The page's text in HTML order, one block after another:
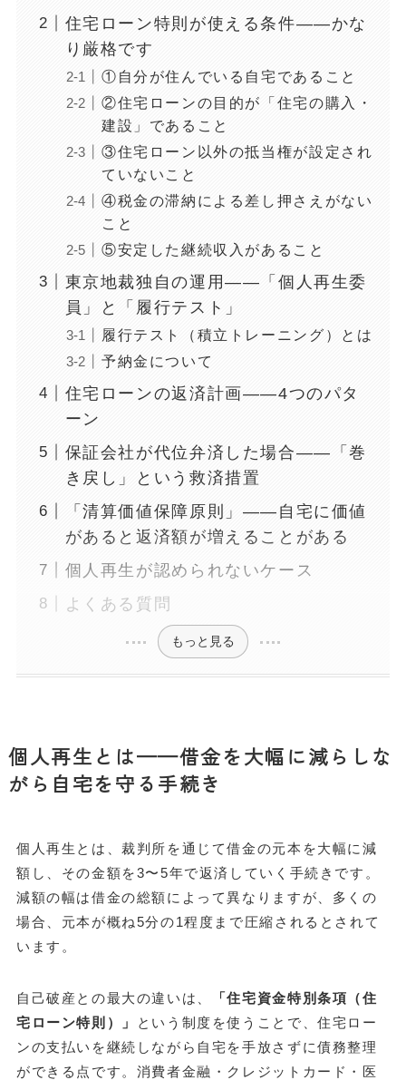
住宅ローン特則が使える条件——かな
り厳格です
①自分が住んでいる自宅であること
②住宅ローンの目的が「住宅の購入・
建設」であること
③住宅ローン以外の抵当権が設定され
ていないこと
④税金の滞納による差し押さえがない
こと
⑤安定した継続収入があること
東京地裁独自の運用——「個人再生委
員」と「履行テスト」
履行テスト（積立トレーニング）とは
予納金について
住宅ローンの返済計画——4つのパタ
ーン
保証会社が代位弁済した場合——「巻
き戻し」という救済措置
「清算価値保障原則」——自宅に価値
があると返済額が増えることがある
個人再生が認められないケース
よくある質問
もっと見る
個人再生とは——借金を大幅に減らしな
がら自宅を守る手続き
個人再生とは、裁判所を通じて借金の元本を大幅に減
額し、その金額を3〜5年で返済していく手続きです。
減額の幅は借金の総額によって異なりますが、多くの
場合、元本が概ね5分の1程度まで圧縮されるとされて
います。
自己破産との最大の違いは、
「住宅資金特別条項（住
宅ローン特則）」
という制度を使うことで、住宅ロー
ンの支払いを継続しながら自宅を手放さずに債務整理
ができる点です。消費者金融・クレジットカード・医